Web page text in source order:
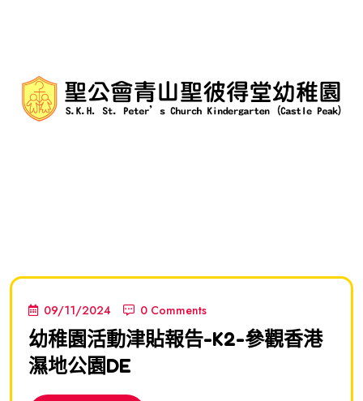
09/11/2024 0 Comments
幼稚園活動津貼報告-K2-參觀香港
濕地公園DE